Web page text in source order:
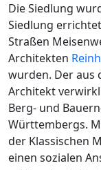
Die Siedlung
Siedlung
Straßen
Architekten
wurden. Der aus
Architekt
Berg- und
Württembergs.
der Klassischen
einen sozialen